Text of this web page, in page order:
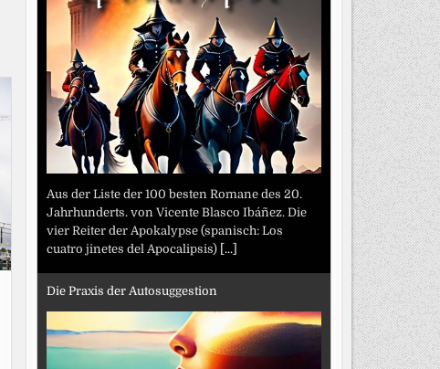
Aus der Liste der 100 besten Romane des 20.
Jahrhunderts. von Vicente Blasco Ibáñez. Die
vier Reiter der Apokalypse (spanisch: Los
cuatro jinetes del Apocalipsis) [...]
Die Praxis der Autosuggestion